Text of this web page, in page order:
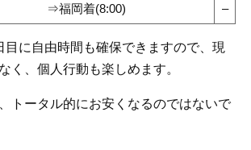
⇒福岡着(8:00) –
目に自由時間も確保できますので、現
く、個人行動も楽しめます。
トータル的にお安くなるのではないで